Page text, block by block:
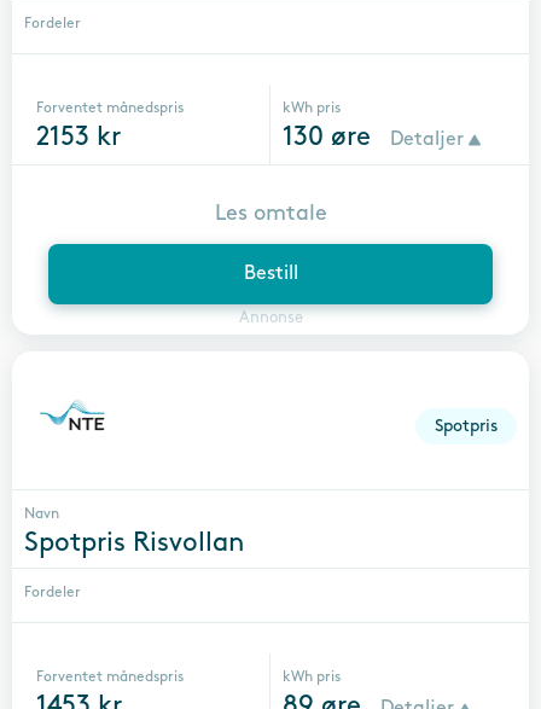
Fordeler
Forventet månedspris
2153 kr
kWh pris
130 øre Detaljer
Bestill
Annonse
Les omtale
Spotpris
Navn
Spotpris Risvollan
Fordeler
Forventet månedspris kWh pris